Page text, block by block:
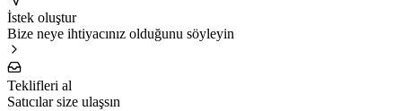
İstek oluştur
Bize neye ihtiyacınız olduğunu söyleyin
Teklifleri al
Satıcılar size ulaşsın